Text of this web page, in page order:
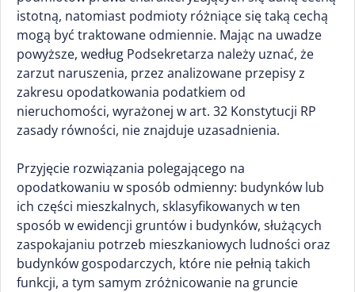
istotną, natomiast podmioty różniące się taką cechą
mogą być traktowane odmiennie. Mając na uwadze
powyższe, według Podsekretarza należy uznać, że
zarzut naruszenia, przez analizowane przepisy z
zakresu opodatkowania podatkiem od
nieruchomości, wyrażonej w art. 32 Konstytucji RP
zasady równości, nie znajduje uzasadnienia.
Przyjęcie rozwiązania polegającego na
opodatkowaniu w sposób odmienny: budynków lub
ich części mieszkalnych, sklasyfikowanych w ten
sposób w ewidencji gruntów i budynków, służących
zaspokajaniu potrzeb mieszkaniowych ludności oraz
budynków gospodarczych, które nie pełnią takich
funkcji, a tym samym zróżnicowanie na gruncie